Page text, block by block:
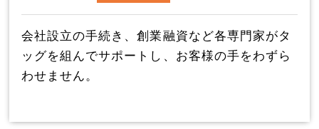
会社設立の手続き、創業融資など各専門家がタ
ッグを組んでサポートし、お客様の手をわずら
わせません。